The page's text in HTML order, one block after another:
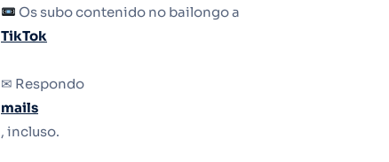
Os subo contenido no bailongo a
TikTok
✉ Respondo
mails
, incluso.